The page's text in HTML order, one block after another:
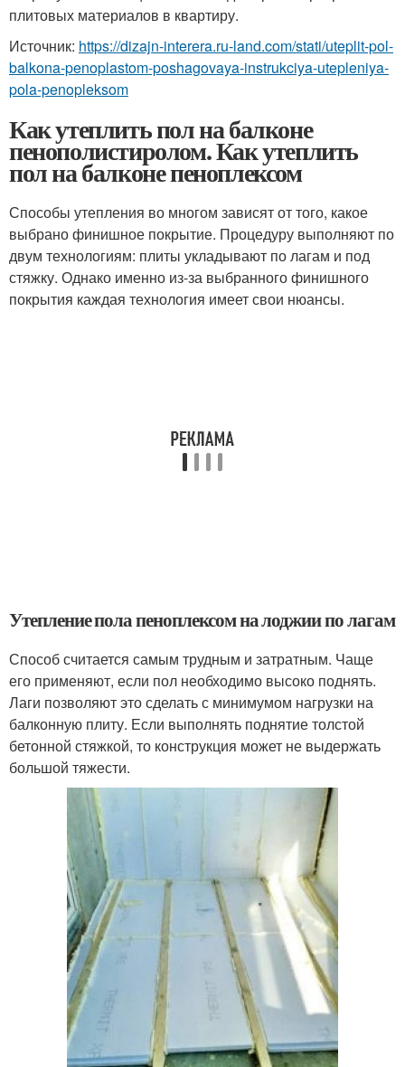
плитовых материалов в квартиру.
Источник: https://dizajn-interera.ru-land.com/stati/uteplit-pol-
balkona-penoplastom-poshagovaya-instrukciya-utepleniya-
pola-penopleksom
Как утеплить пол на балконе
пенополистиролом. Как утеплить
пол на балконе пеноплексом
Способы утепления во многом зависят от того, какое
выбрано финишное покрытие. Процедуру выполняют по
двум технологиям: плиты укладывают по лагам и под
стяжку. Однако именно из-за выбранного финишного
покрытия каждая технология имеет свои нюансы.
Утепление пола пеноплексом на лоджии по лагам
Способ считается самым трудным и затратным. Чаще
его применяют, если пол необходимо высоко поднять.
Лаги позволяют это сделать с минимумом нагрузки на
балконную плиту. Если выполнять поднятие толстой
бетонной стяжкой, то конструкция может не выдержать
большой тяжести.